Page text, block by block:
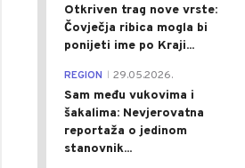
Otkriven trag nove vrste:
Čovječja ribica mogla bi
ponijeti ime po Kraji...
REGION 29.05.2026.
Sam među vukovima i
šakalima: Nevjerovatna
reportaža o jedinom
stanovnik...